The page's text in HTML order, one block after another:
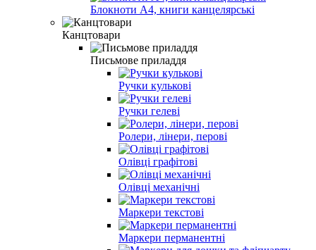
Блокноти А4, книги канцелярські
Канцтовари
Письмове приладдя
Ручки кульковi
Ручки гелевi
Ролери, лінери, перові
Олiвцi графітові
Олiвцi механiчнi
Маркери текстовi
Маркери перманентні